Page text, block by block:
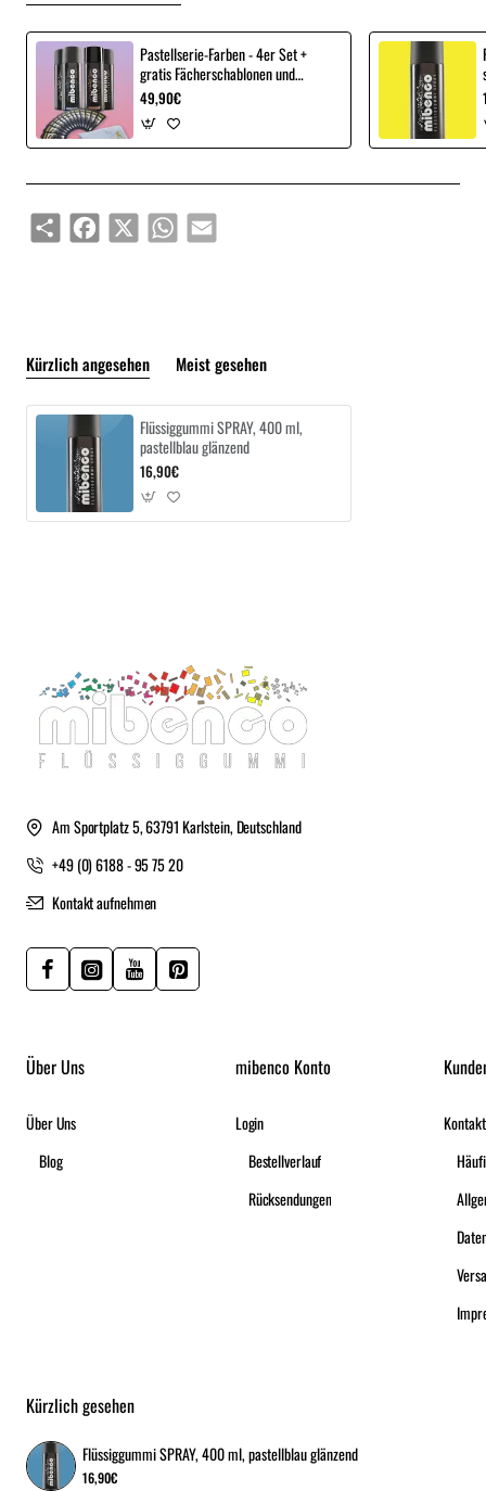
Pastellserie-Farben - 4er Set +
gratis Fächerschablonen und
Microfasertuch
49,90€
ShareFacebook
X WhatsAppEmail
Kürzlich angesehen Meist gesehen
Flüssiggummi SPRAY, 400 ml,
pastellblau glänzend
16,90€
Am Sportplatz 5, 63791 Karlstein, Deutschland
+49 (0) 6188 - 95 75 20
Kontakt aufnehmen
Über Uns
Über Uns
Blog
mibenco Konto
Login
Bestellverlauf
Rücksendungen
Kontakt
Kürzlich gesehen
Flüssiggummi SPRAY, 400 ml, pastellblau glänzend
16,90€